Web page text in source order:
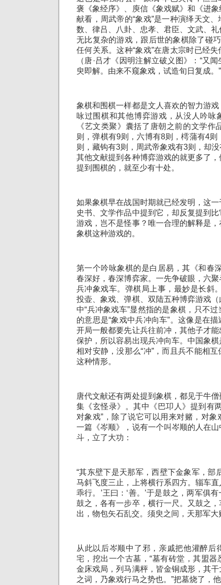
褒《象经序》、庾信《象戏赋》和《进
献看，周武帝的“象戏”是一种演绎天文
数、律吕、八卦、忠孝、君臣、文武、
无比复杂的游戏，跟后世的象棋除了碰
任何关系。这种“象戏”在唐太宗时已经
（唐·吕才《因明注解立破义图》：“又
臾即解。由来不窥象戏，试造旬日复成。
象棋和围棋一样都是文人喜欢的智力游
咏过围棋和其他博弈游戏，从没人吟咏
《艺文类聚》囊括了唐朝之前的文学作
则，弹棋有9则，六博有8则，樗蒲有4
则，藏钩有3则，周武帝象戏有3则，却
其他文献提到各种博弈游戏的就更多了
提到围棋的，就至少有十处。
如果象棋早在战国时期就已经发明，这
史书、文学作品中提到它，却反复提到
游戏，岂不是怪事？唯一合理的解释是
象棋这种游戏的。
第一个吟咏象棋的是白居易，其《和春
春深好，春深博弈家。一先争破眼，六
兵冲象戏车。弹棋局上事，最妙是长斜
投壶、象戏、弹棋、双陆五种博弈游戏
中“兵冲象戏车”显然指的是象棋，只不
的意思是“象戏中兵冲向车”。这像是在
开局一般都要先让兵往前冲，其他子才
保护，所以容易出现兵冲向车。中国象
相对安静，没那么“冲”，而且兵不能相
这种情形。
唐代文献还有两处提到象棋，都见于牛
集《玄怪录》。其中《巴卭人》提到有
对象戏”，除了说它可以用来对赌，对
一篇《岑顺》，说有一个叫岑顺的人在
斗，立了大功：
“其东壁下是天那军，西壁下金象军，部
马斜飞度三止，上将横行系四方。辎车
乖行。’王曰：‘善。’于是鼓之，两军俱
鼓之，各有一步卒，横行一尺。又鼓之
出，物包矢石乱交。须臾之间，天那军大
从此以后岑顺中了邪，亲戚把他灌醉后
宅，挖出一个古墓，“墓有砖堂，其盟
金床戏局，列马满枰，皆金铜成形，其
之词，乃象戏行马之势也。”把墓烧了，